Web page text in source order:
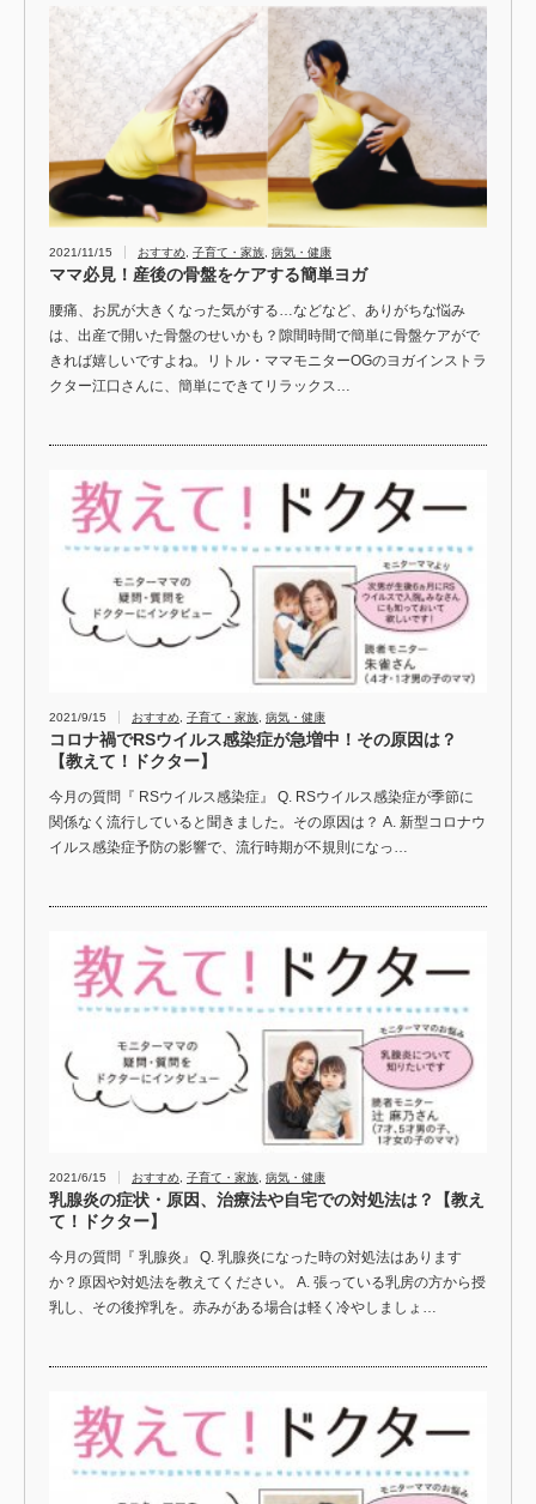
2021/11/15 おすすめ, 子育て・家族, 病気・健康
ママ必見！産後の骨盤をケアする簡単ヨガ
腰痛、お尻が大きくなった気がする…などなど、ありがちな悩み
は、出産で開いた骨盤のせいかも？隙間時間で簡単に骨盤ケアがで
きれば嬉しいですよね。リトル・ママモニターOGのヨガインストラ
クター江口さんに、簡単にできてリラックス…
2021/9/15 おすすめ 子育て・家族 病気・健康
コロナ禍でRSウイルス感染症が急増中！その原因は？
【教えて！ドクター】
今月の質問『 RSウイルス感染症』 Q. RSウイルス感染症が季節に
関係なく流行していると聞きました。その原因は？ A. 新型コロナウ
イルス感染症予防の影響で、流行時期が不規則になっ…
2021/6/15 おすすめ, 子育て・家族, 病気・健康
乳腺炎の症状・原因、治療法や自宅での対処法は？【教え
て！ドクター】
今月の質問『 乳腺炎』 Q. 乳腺炎になった時の対処法はあります
か？原因や対処法を教えてください。 A. 張っている乳房の方から授
乳し、その後搾乳を。赤みがある場合は軽く冷やしましょ…